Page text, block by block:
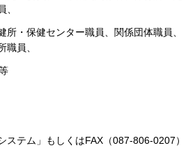
、
所・保健センター職員、関係団体職員、
職員、
ステム」もしくはFAX（087-806-0207）